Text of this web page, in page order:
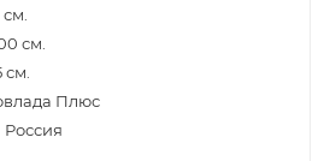
см.
см.
Плюс
Россия